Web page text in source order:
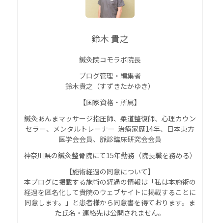
鈴木 貴之
鍼灸院コモラボ院長
ブログ管理・編集者
鈴木貴之（すずきたかゆき）
【国家資格・所属】
鍼灸あんまマッサージ指圧師、柔道整復師、心理カウン
セラー、メンタルトレーナー 治療家歴14年、日本東方
医学会会員、脈診臨床研究会会員
神奈川県の鍼灸整骨院にて15年勤務（院長職を務める）
【施術経過の同意について】
本ブログに掲載する施術の経過の情報は「私は本施術の
経過を匿名化して貴院のウェブサイトに掲載することに
同意します。」と患者様から同意書を得ております。ま
た氏名・連絡先は公開されません。